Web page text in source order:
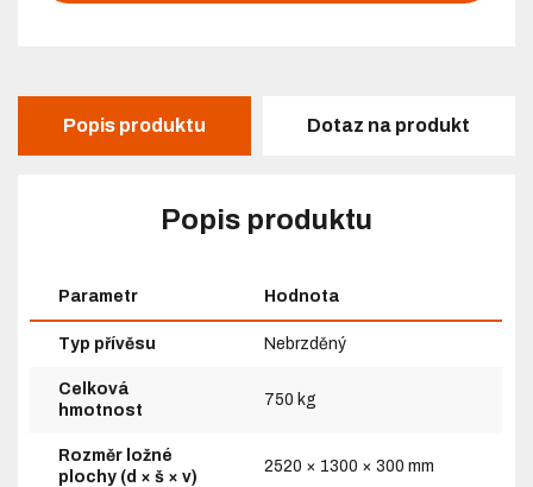
Popis produktu Dotaz na produkt
Popis produktu
Parametr Hodnota
Typ přívěsu Nebrzděný
Celková
hmotnost
750 kg
Rozměr ložné
plochy (d × š × v)
2520 × 1300 × 300 mm